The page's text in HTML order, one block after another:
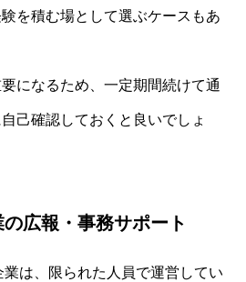
を積む場として選ぶケースもあ
になるため、一定期間続けて通
己確認しておくと良いでしょ
広報・事務サポート
は、限られた人員で運営してい